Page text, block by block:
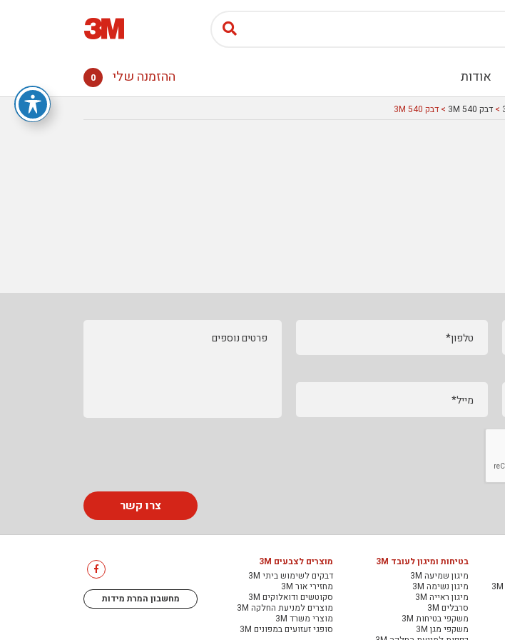
אודות ההזמנה שלי 0
> דבק 540 3M > דבק 540 3M
טלפון*
מייל*
פרטים נוספים
צרו קשר
בטיחות ומיגון לעובד 3M
מיגון שמיעה 3M
מיגון נשימה 3M
מיגון ראייה 3M
סרבלים 3M
משקפי בטיחות 3M
משקפי מגן 3M
מוצרים לצבעים 3M
דבקים לשימוש ביתי 3M
מחזירי אור 3M
סקוטשים ודואלוקים 3M
מוצרים למניעת החלקה 3M
מוצרי משרד 3M
סופגי זעזועים במפונים 3M
מחשבון המרת מידות